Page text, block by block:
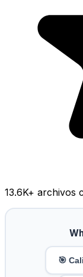
13.6K+ archivos
🎯